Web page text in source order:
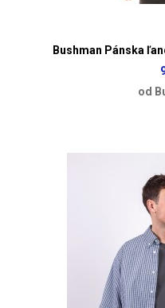
Bushman Pánska
od